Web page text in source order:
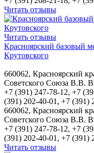
Читать отзывы
Читать отзывы
Красноярский базовый
Крутовского
660062, Красноярский
Советского Союза В.В.
+7 (391) 247-78-12, +7
(391) 202-40-01, +7 (391)
660062, Красноярский
Советского Союза В.В.
+7 (391) 247-78-12, +7
(391) 202-40-01, +7 (391)
Читать отзывы